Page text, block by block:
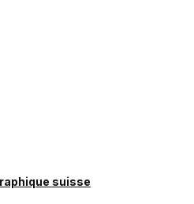
suisse